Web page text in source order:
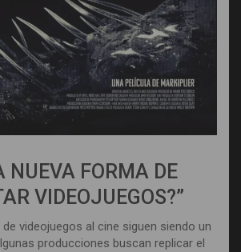
NUEVA FORMA DE
VIDEOJUEGOS?”
videojuegos al cine siguen siendo un
producciones buscan replicar el